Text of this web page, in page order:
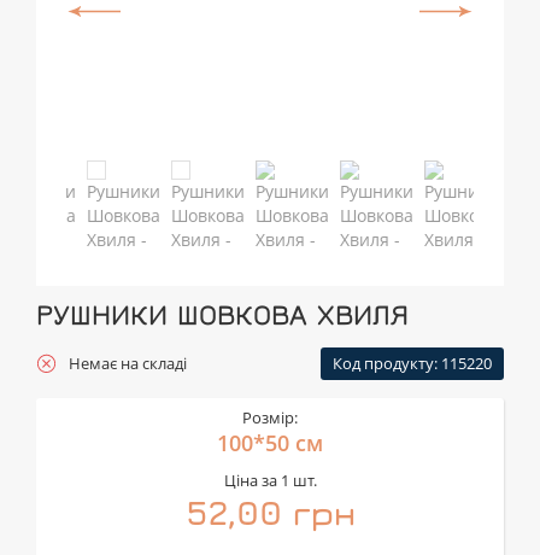
РУШНИКИ ШОВКОВА ХВИЛЯ
Немає на складі Код продукту: 115220
Розмір:
100*50 см
Ціна за 1 шт.
52,00 грн